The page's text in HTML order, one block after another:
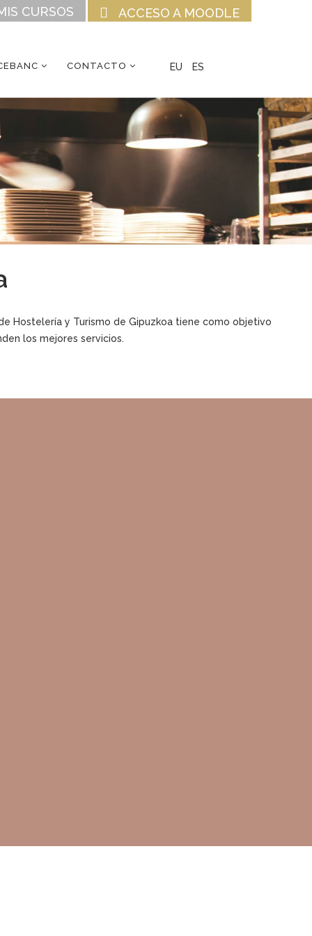
ACCESO A MOODLE
CURSOS
CONTACTO EU ES
Hostelería y Turismo de Gipuzkoa tiene como objetivo
los mejores servicios.